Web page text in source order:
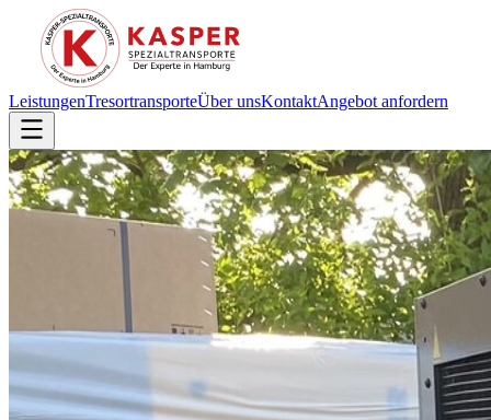
LeistungenTresortransporteÜber unsKontaktAngebot anfordern